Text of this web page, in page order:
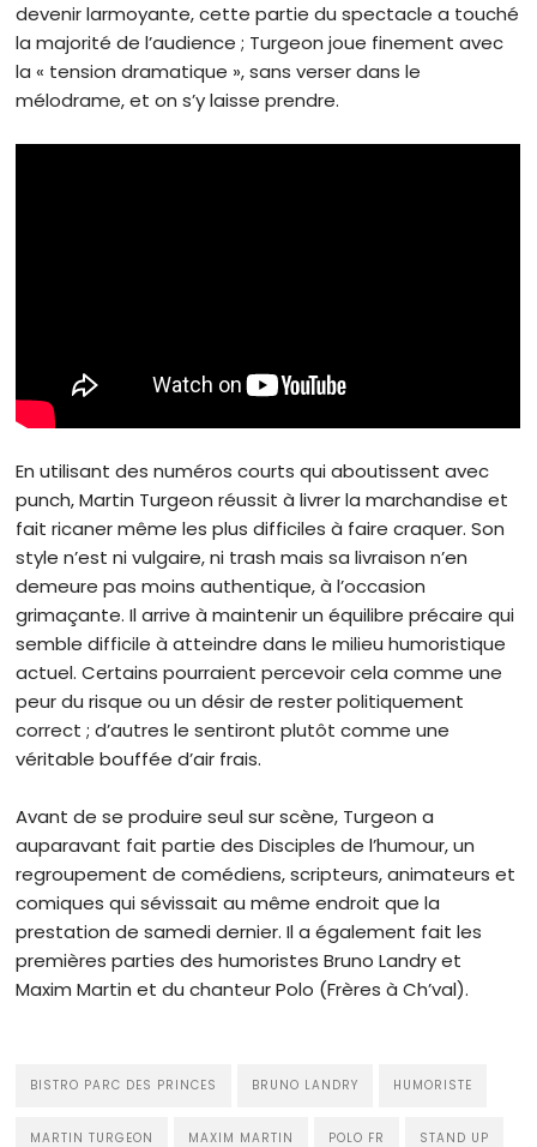
devenir larmoyante, cette partie du spectacle a touché
la majorité de l’audience ; Turgeon joue finement avec
la « tension dramatique », sans verser dans le
mélodrame, et on s’y laisse prendre.
En utilisant des numéros courts qui aboutissent avec
punch, Martin Turgeon réussit à livrer la marchandise et
fait ricaner même les plus difficiles à faire craquer. Son
style n’est ni vulgaire, ni trash mais sa livraison n’en
demeure pas moins authentique, à l’occasion
grimaçante. Il arrive à maintenir un équilibre précaire qui
semble difficile à atteindre dans le milieu humoristique
actuel. Certains pourraient percevoir cela comme une
peur du risque ou un désir de rester politiquement
correct ; d’autres le sentiront plutôt comme une
véritable bouffée d’air frais.
Avant de se produire seul sur scène, Turgeon a
auparavant fait partie des Disciples de l’humour, un
regroupement de comédiens, scripteurs, animateurs et
comiques qui sévissait au même endroit que la
prestation de samedi dernier. Il a également fait les
premières parties des humoristes Bruno Landry et
Maxim Martin et du chanteur Polo (Frères à Ch’val).
BISTRO PARC DES PRINCES BRUNO LANDRY HUMORISTE
MARTIN TURGEON MAXIM MARTIN POLO FR STAND UP